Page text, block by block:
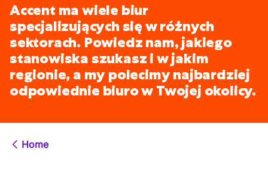
Accent ma wiele biur
specjalizujących się w różnych
sektorach. Powiedz nam, jakiego
stanowiska szukasz i w jakim
regionie, a my polecimy najbardziej
odpowiednie biuro w Twojej okolicy.
Home